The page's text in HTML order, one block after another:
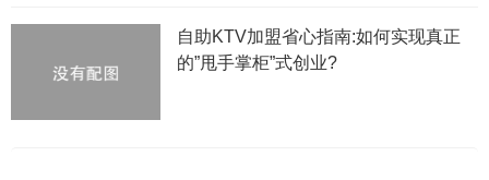
自助KTV加盟省心指南:如何实现真正
的”甩手掌柜”式创业?